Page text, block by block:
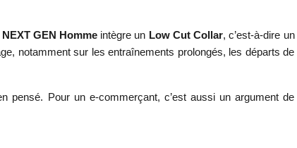
GEN Homme intègre un Low Cut Collar, c’est-à-dire un
notamment sur les entraînements prolongés, les départs de
pensé. Pour un e-commerçant, c’est aussi un argument de